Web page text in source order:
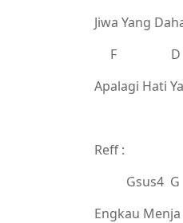
Jiwa Yang
F D
Apalagi Hati
Reff :
Gsus4 G
Engkau